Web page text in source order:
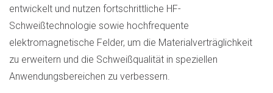
entwickelt und nutzen fortschrittliche HF-
Schweißtechnologie sowie hochfrequente
elektromagnetische Felder, um die Materialverträglichkeit
zu erweitern und die Schweißqualität in speziellen
Anwendungsbereichen zu verbessern.